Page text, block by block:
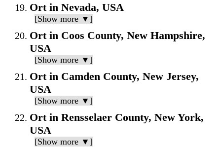
Ort in Nevada, USA
[Show more ▼]
Ort in Coos County, New Hampshire,
USA
[Show more ▼]
Ort in Camden County, New Jersey,
USA
[Show more ▼]
Ort in Rensselaer County, New York,
USA
[Show more ▼]